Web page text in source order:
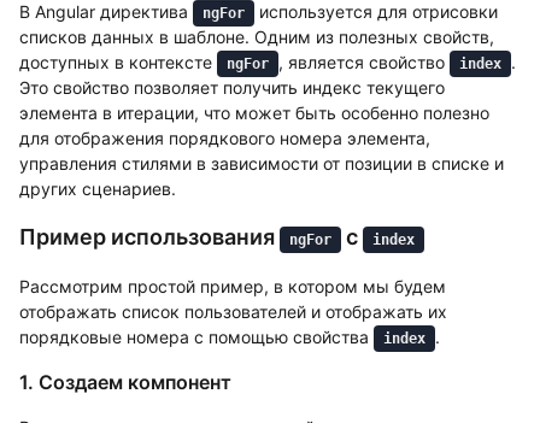
В Angular директива ngFor
используется для отрисовки
списков данных в шаблоне. Одним из полезных свойств,
доступных в контексте
ngFor , является свойство index
.
Это свойство позволяет получить индекс текущего
элемента в итерации, что может быть особенно полезно
для отображения порядкового номера элемента,
управления стилями в зависимости от позиции в списке и
других сценариев.
Пример использования ngFor с index
Рассмотрим простой пример, в котором мы будем
отображать список пользователей и отображать их
порядковые номера с помощью свойства
index .
1. Создаем компонент